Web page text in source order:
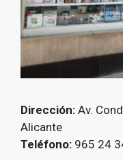
Dirección: Av.
Alicante
Teléfono: 965 24